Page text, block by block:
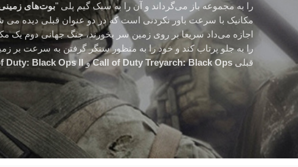
را به مجموعه باز می‌گرداند و آن را به سبک گيم پلی "بوت‌های
مکانیک با سرعت باور نکردنی است که در دو عنوان قبلی دیده می
اجازه می‌داد سریعا بر روی زمین سر بخورند، جنگ جهانی دوم یک
را به جلو پرتاب کند و خود را به منظور سنگر گرفتن به سرعت بر
قبلیCall of Duty Treyarch: Black Opsو Duty: Black Ops II